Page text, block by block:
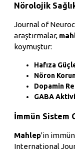
Nörolojik
Journal of
araştırmalar,
koymuştur:
Hafıza
Nöron
Dopamin
GABA
İmmün Sistem
Mahlep'in
International